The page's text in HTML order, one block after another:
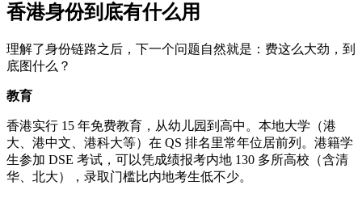
香港身份到底有什么用
理解了身份链路之后，下一个问题自然就是：费这么大劲，到
底图什么？
教育
香港实行 15 年免费教育，从幼儿园到高中。本地大学（港
大、港中文、港科大等）在 QS 排名里常年位居前列。港籍学
生参加 DSE 考试，可以凭成绩报考内地 130 多所高校（含清
华、北大），录取门槛比内地考生低不少。